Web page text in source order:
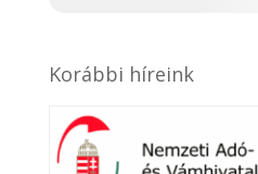
Korábbi híreink